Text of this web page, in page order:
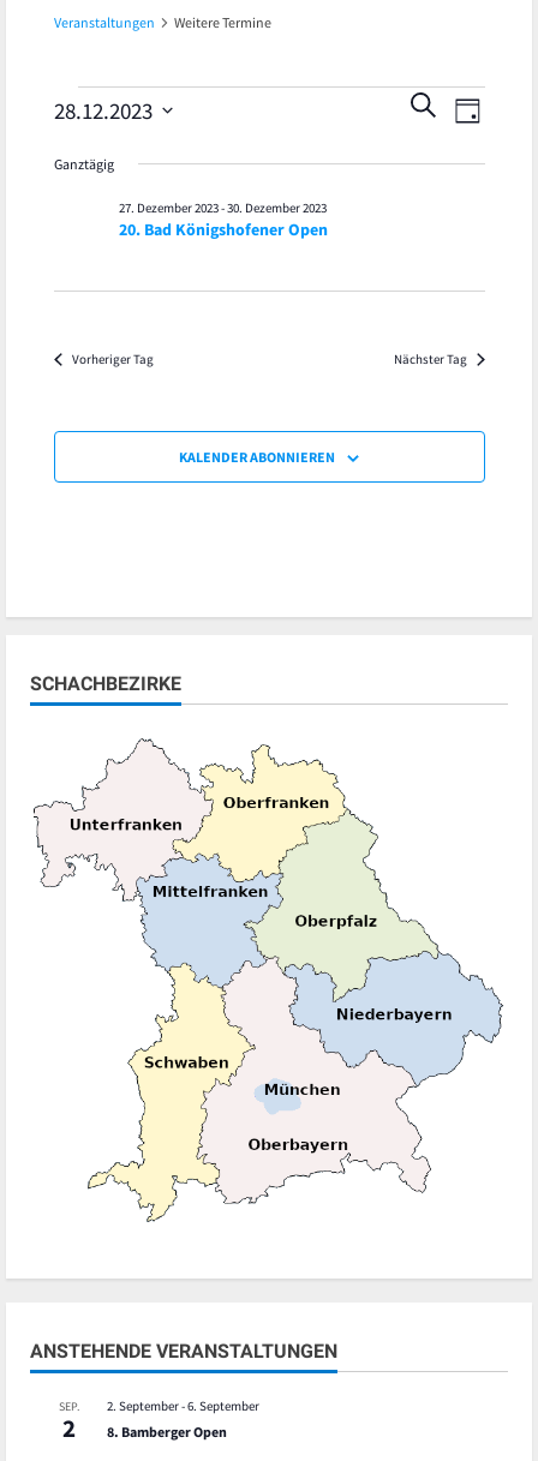
Veranstaltungen Weitere Termine
Veranstaltungen
für
Suche
SUCHE
TAG
28.12.2023
wählen.
Ganztägig
20. Bad Königshofener Open
27. Dezember 2023-30. Dezember 2023
Vorheriger Tag Nächster Tag
KALENDER ABONNIEREN
SCHACHBEZIRKE
ANSTEHENDE VERANSTALTUNGEN
SEP.
2
2. September-6. September
8. Bamberger Open